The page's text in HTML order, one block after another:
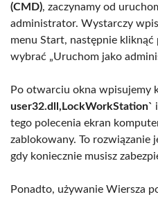
(CMD), zaczynamy od
administrator. Wystarczy
menu Start, następnie
wybrać „Uruchom jako
Po otwarciu okna wpisujemy
user32.dll,LockWorkStation`
tego polecenia ekran
zablokowany. To rozwiązanie
gdy koniecznie musisz
Ponadto, używanie Wiersza